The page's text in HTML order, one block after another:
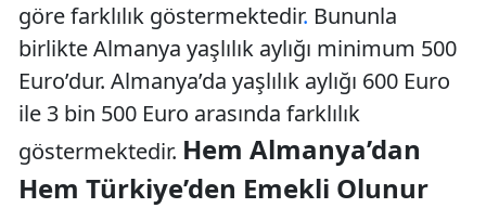
göre farklılık göstermektedir. Bununla
birlikte Almanya yaşlılık aylığı minimum 500
Euro’dur. Almanya’da yaşlılık aylığı 600 Euro
ile 3 bin 500 Euro arasında farklılık
göstermektedir. Hem Almanya’dan
Hem Türkiye’den Emekli Olunur